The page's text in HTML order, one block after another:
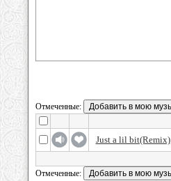
Отмеченные:
Just a lil bit(Remix)
Отмеченные: